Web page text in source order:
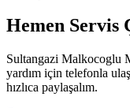
Hemen Servis
Sultangazi Malkocoglu
yardım için telefonla
hızlıca paylaşalım.